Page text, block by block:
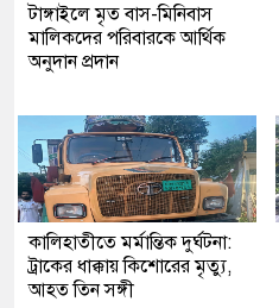
টাঙ্গাইলে মৃত বাস-মিনিবাস
মালিকদের পরিবারকে আর্থিক
অনুদান প্রদান
কালিহাতীতে মর্মান্তিক দুর্ঘটনা:
ট্রাকের ধাক্কায় কিশোরের মৃত্যু,
আহত তিন সঙ্গী